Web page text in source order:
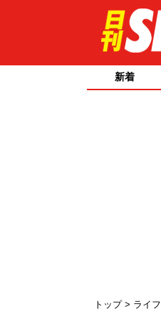
新着
トップ ライフ